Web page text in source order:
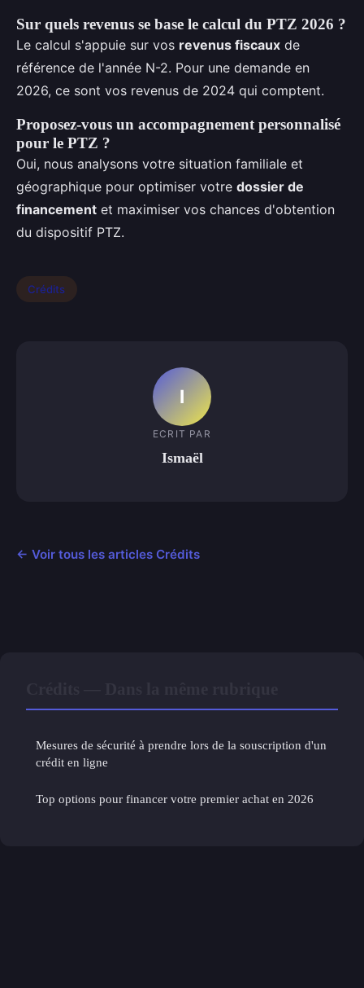
Sur quels revenus se base le calcul du PTZ 2026 ?
Le calcul s'appuie sur vos revenus fiscaux de
référence de l'année N-2. Pour une demande en
2026, ce sont vos revenus de 2024 qui comptent.
Proposez-vous un accompagnement personnalisé
pour le PTZ ?
Oui, nous analysons votre situation familiale et
géographique pour optimiser votre dossier de
financement et maximiser vos chances d'obtention
du dispositif PTZ.
Crédits
I
ECRIT PAR
Ismaël
← Voir tous les articles Crédits
Mesures de sécurité à prendre lors de la souscription d'un
crédit en ligne
Top options pour financer votre premier achat en 2026